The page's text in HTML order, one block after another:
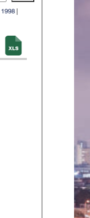
1998|